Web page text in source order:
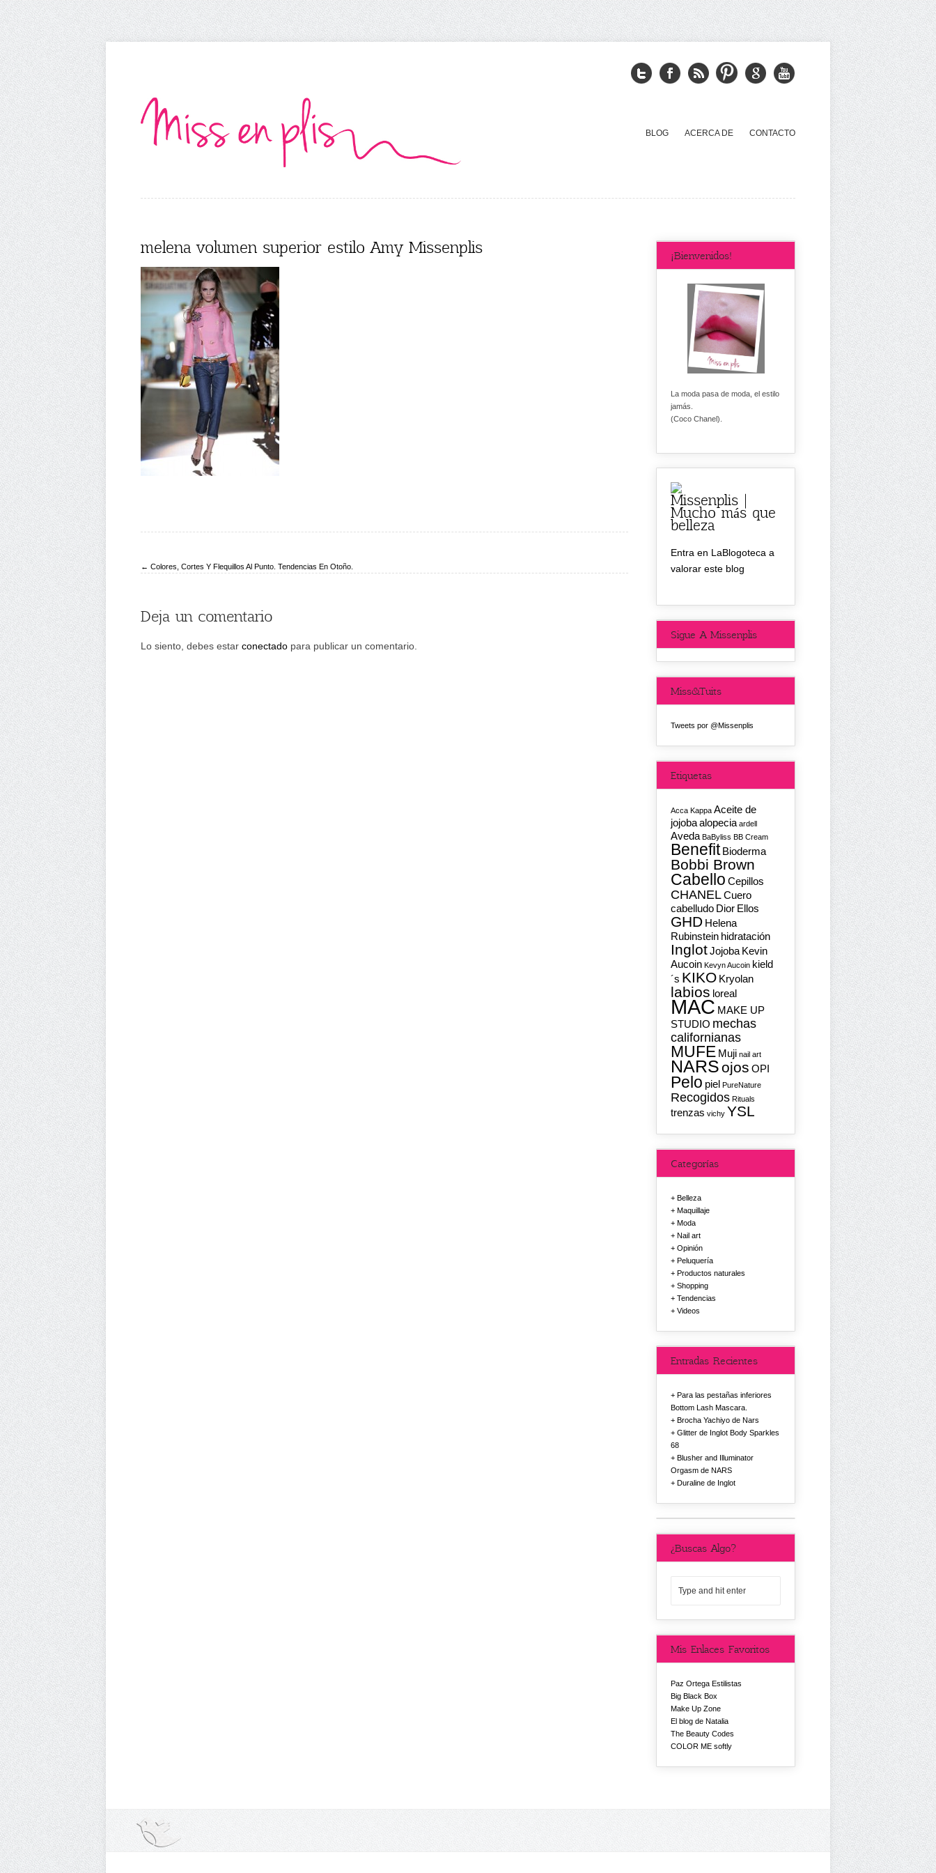
BLOG ACERCA DE CONTACTO
melena volumen superior estilo Amy Missenplis
← Colores, Cortes Y Flequillos Al Punto. Tendencias En Otoño.
Deja un comentario
Lo siento, debes estar conectado para publicar un comentario.
¡Bienvenidos!
La moda pasa de moda, el estilo
jamás.
(Coco Chanel).
Missenplis |
Mucho más que
belleza
Entra en LaBlogoteca a
valorar este blog
Sigue A Missenplis
Miss&Tuits
Tweets por @Missenplis
Etiquetas
Acca Kappa Aceite de
jojobaalopecia ardell
Aveda BaByliss BB Cream
Benefit Bioderma
Bobbi Brown
Cabello Cepillos
CHANELCuero
cabelludo Dior Ellos
GHD Helena
Rubinstein hidratación
InglotJojoba Kevin
Aucoin Kevyn Aucoin kield
´s KIKO Kryolan
labios loreal
MAC MAKE UP
STUDIO mechas
californianas
MUFE Muji nail art
NARSojos OPI
Pelo piel PureNature
Recogidos Rituals
trenzas vichy YSL
Categorías
Belleza
Maquillaje
Moda
Nail art
Opinión
Peluquería
Productos naturales
Shopping
Tendencias
Videos
Entradas Recientes
Para las pestañas inferiores
Bottom Lash Mascara.
Brocha Yachiyo de Nars
Glitter de Inglot Body Sparkles
68
Blusher and Illuminator
Orgasm de NARS
Duraline de Inglot
¿Buscas Algo?
Mis Enlaces Favoritos
Paz Ortega Estilistas
Big Black Box
Make Up Zone
El blog de Natalia
The Beauty Codes
COLOR ME softly